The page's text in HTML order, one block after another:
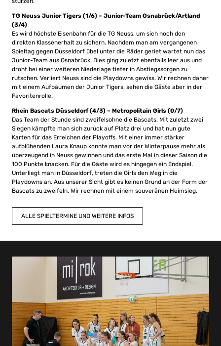
TG Neuss Junior Tigers (1/6) – Junior-Team Osnabrück/Artland
(3/4)
Es wird höchste Eisenbahn für die TG Neuss, um sich noch den
direkten Klassenerhalt zu sichern. Nachdem man am vergangenen
Spieltag gegen Düsseldorf übel unter die Räder geriet wartet nun das
Junior-Team aus Osnabrück. Dies ging zuletzt ebenfalls leer aus und
droht bei einer weiteren Niederlage tiefer in Abstiegssorgen zu
rutschen. Verliert Neuss sind die Playdowns gewiss. Wir rechnen daher
mit einem Aufbäumen der Junior Tigers, sehen die Gäste aber in der
Favoritenrolle.
Rhein Bascats Düsseldorf (4/3) – Metropolitain Girls (0/7)
Das Team der Stunde sind zweifelsohne die Bascats. Mit zuletzt zwei
Siegen kämpfte man sich zurück auf Platz drei und hat nun gute
Karten für das Erreichen der Playoffs. Mit einer immer stärker
aufblühenden Laura Knaup konnte man vor der Winterpause mehr als
überzeugend in Neuss gewinnen und das erste Mal in dieser Saison die
100 Punkte knacken. Für die Gäste wird es hingegen ein Endspiel.
Unterliegt man in Düsseldorf, treten die Girls den Weg in die
Playdowns an. Aus unserer Sicht gibt es keinen Grund an der Form der
Bascats zu zweifeln. Wir rechnen mit einem souveränen Heimsieg.
ALLE SPIELTERMINE UND WEITERE INFOS